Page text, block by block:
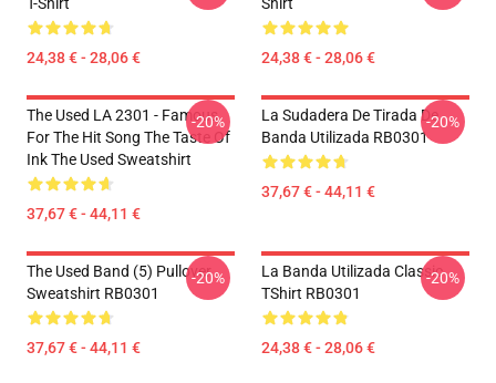
24,38 € - 28,06 € 24,38 € - 28,06 €
The Used LA 2301 - Famous
For The Hit Song The Taste Of
Ink The Used Sweatshirt
37,67 € - 44,11 €
-20%
La Sudadera De Tirada De
Banda Utilizada RB0301
37,67 € - 44,11 €
-20%
The Used Band (5) Pullover
Sweatshirt RB0301
37,67 € - 44,11 €
-20%
La Banda Utilizada Classic
TShirt RB0301
24,38 € - 28,06 €
-20%